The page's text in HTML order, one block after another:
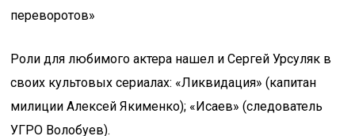
переворотов»
Роли для любимого актера нашел и Сергей Урсуляк в
своих культовых сериалах: «Ликвидация» (капитан
милиции Алексей Якименко); «Исаев» (следователь
УГРО Волобуев).